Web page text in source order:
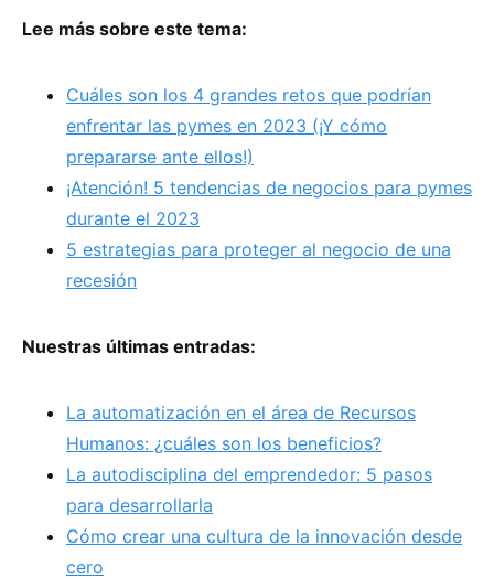
Lee más sobre este tema:
Cuáles son los 4 grandes retos que podrían
enfrentar las pymes en 2023 (¡Y cómo
prepararse ante ellos!)
¡Atención! 5 tendencias de negocios para pymes
durante el 2023
5 estrategias para proteger al negocio de una
recesión
Nuestras últimas entradas:
La automatización en el área de Recursos
Humanos: ¿cuáles son los beneficios?
La autodisciplina del emprendedor: 5 pasos
para desarrollarla
Cómo crear una cultura de la innovación desde
cero